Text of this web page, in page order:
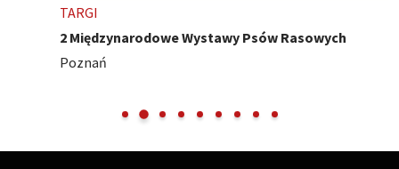
2 Międzynarodowe Wystawy Psów Rasowych